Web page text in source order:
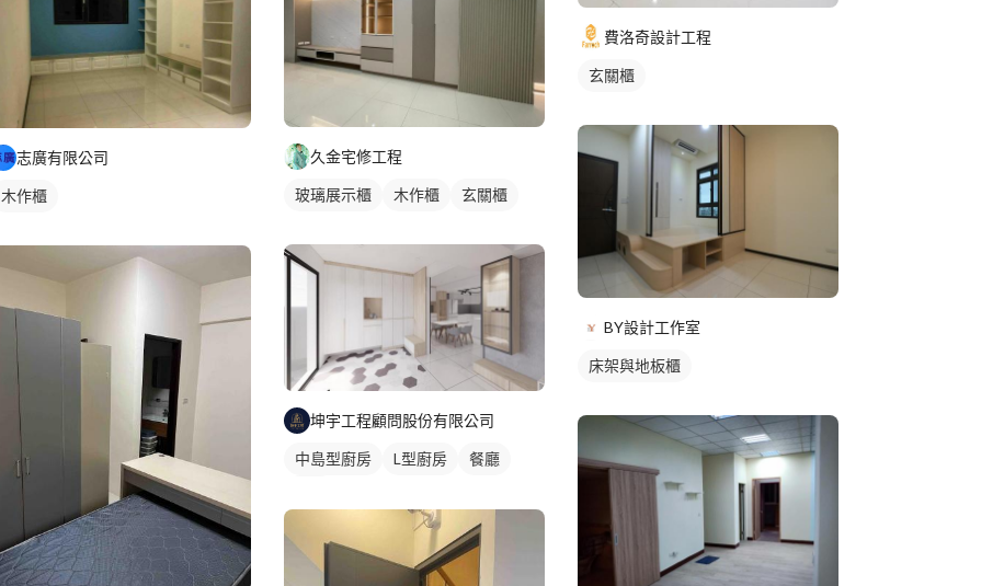
志廣有限公司
木作櫃
久金宅修工程
玻璃展示櫃 木作櫃 玄關櫃
坤宇工程顧問股份有限公司
中島型廚房 L型廚房
餐廳
費洛奇設計工程
玄關櫃
BY設計工作室
床架與地板櫃